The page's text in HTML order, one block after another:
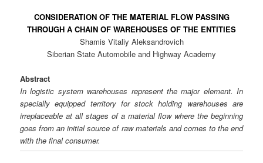
CONSIDERATION OF THE MATERIAL FLOW PASSING
THROUGH A CHAIN OF WAREHOUSES OF THE ENTITIES
Shamis Vitaliy Aleksandrovich
Siberian State Automobile and Highway Academy
Abstract
In logistic system warehouses represent the major element. In
specially equipped territory for stock holding warehouses are
irreplaceable at all stages of a material flow where the beginning
goes from an initial source of raw materials and comes to the end
with the final consumer.